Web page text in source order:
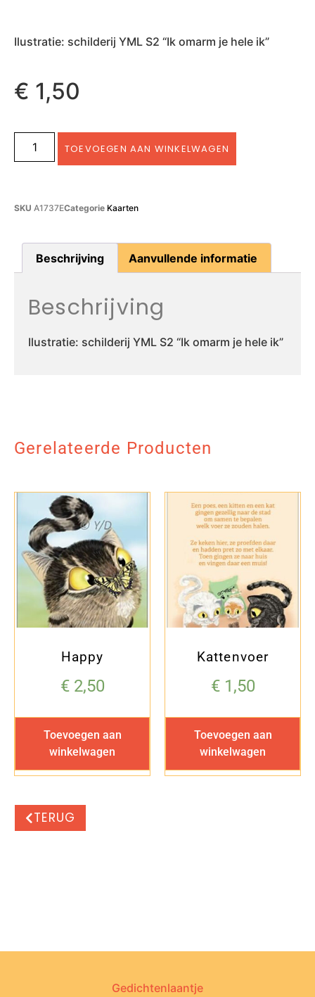
Ilustratie: schilderij YML S2 “Ik omarm je hele ik”
€ 1,50
TOEVOEGEN AAN WINKELWAGEN
SKU A1737ECategorie Kaarten
Beschrijving Aanvullende informatie
Beschrijving
Ilustratie: schilderij YML S2 “Ik omarm je hele ik”
Gerelateerde Producten
Happy
€2,50
Toevoegen aan
winkelwagen
Kattenvoer
€1,50
Toevoegen aan
winkelwagen
TERUG
Gedichtenlaantje